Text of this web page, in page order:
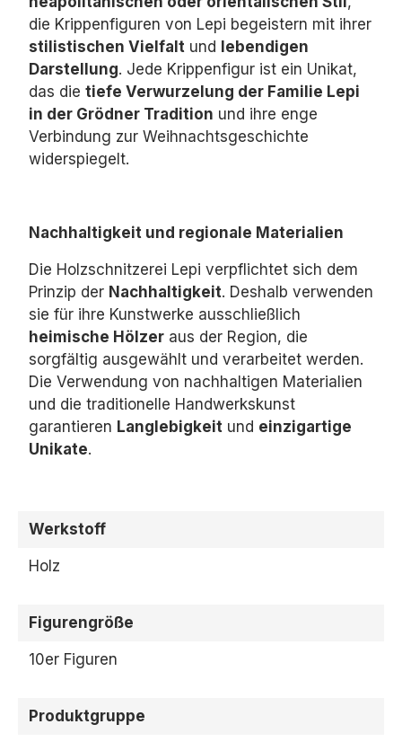
die Krippenfiguren von Lepi begeistern mit ihrer
stilistischen Vielfalt und lebendigen
Darstellung. Jede Krippenfigur ist ein Unikat,
das die tiefe Verwurzelung der Familie Lepi
in der Grödner Tradition und ihre enge
Verbindung zur Weihnachtsgeschichte
widerspiegelt.
Nachhaltigkeit und regionale Materialien
Die Holzschnitzerei Lepi verpflichtet sich dem
Prinzip der Nachhaltigkeit. Deshalb verwenden
sie für ihre Kunstwerke ausschließlich
heimische Hölzer aus der Region, die
sorgfältig ausgewählt und verarbeitet werden.
Die Verwendung von nachhaltigen Materialien
und die traditionelle Handwerkskunst
garantieren Langlebigkeit und einzigartige
Unikate.
Werkstoff
Holz
Figurengröße
10er Figuren
Produktgruppe